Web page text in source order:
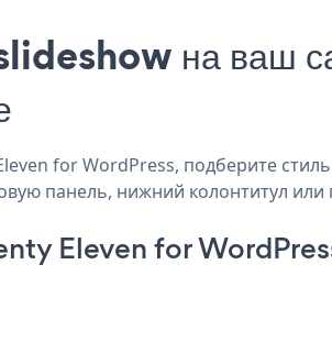
на ваш
for WordPress, подберите
панель, нижний колонтитул или
Eleven for